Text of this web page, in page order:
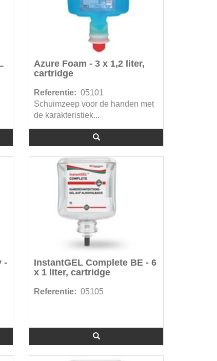
Azure Foam - 3 x 1,2 liter,
cartridge
Referentie: 05101
Schuimzeep voor de handen met
de karakteristiek...
-
InstantGEL Complete BE - 6
x 1 liter, cartridge
Referentie: 05105